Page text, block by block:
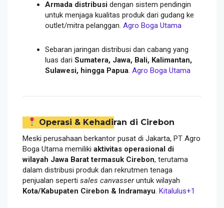
Armada distribusi dengan sistem pendingin
untuk menjaga kualitas produk dari gudang ke
outlet/mitra pelanggan. Agro Boga Utama
Sebaran jaringan distribusi dan cabang yang
luas dari Sumatera, Jawa, Bali, Kalimantan,
Sulawesi, hingga Papua Agro Boga Utama
Operasi & Kehadiran di Cirebon
Meski perusahaan berkantor pusat di Jakarta, PT Agro
Boga Utama memiliki aktivitas operasional di
wilayah Jawa Barat termasuk Cirebon, terutama
dalam distribusi produk dan rekrutmen tenaga
penjualan seperti sales canvasseruntuk wilayah
Kota/Kabupaten Cirebon & Indramayu Kitalulus+1